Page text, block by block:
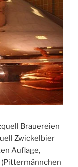
Brauereien
Zwickelbier
Auflage,